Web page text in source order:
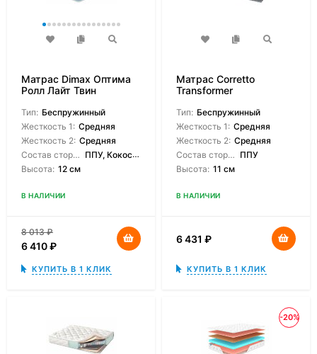
Матрас Dimax Оптима
Ролл Лайт Твин
Тип: Беспружинный
Жесткость 1: Средняя
Жесткость 2: Средняя
Состав сторон: ППУ, Кокосовая койра
Высота: 12 см
В НАЛИЧИИ
8 013₽
6 410₽
КУПИТЬ В 1 КЛИК
Матрас Corretto
Transformer
Тип: Беспружинный
Жесткость 1: Средняя
Жесткость 2: Средняя
Состав сторон: ППУ
Высота: 11 см
В НАЛИЧИИ
6 431 ₽
КУПИТЬ В 1 КЛИК
-20%